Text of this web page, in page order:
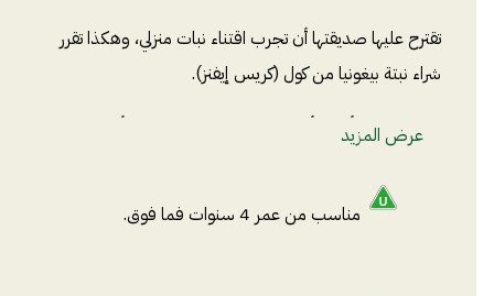
تقترح عليها صديقتها أن تجرب اقتناء نبات منزلي، وهكذا تقرر
شراء نبتة بيغونيا من كول (كريس إيفنز).
ولكن بمجرد أن يبدأ كول في محادثة معها ويعرف أنها تسافر كثيرًا،
تموت، وهذا أمر لا يمكنه أن يسمح به.
عرض المزيد
مناسب من عمر 4 سنوات فما فوق.